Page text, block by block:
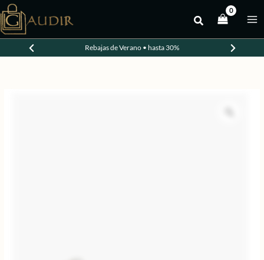
al
contenido
Rebajas de Verano • hasta 30%
-20%